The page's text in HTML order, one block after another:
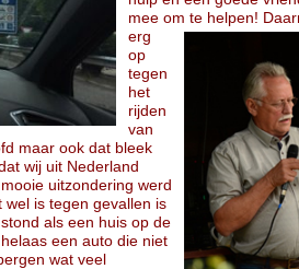
mee om te helpen!
erg
op
tegen
het
rijden
van
maar ook dat bleek
wij uit Nederland
uitzondering werd
is tegen gevallen is
als een huis op de
een auto die niet
wat veel